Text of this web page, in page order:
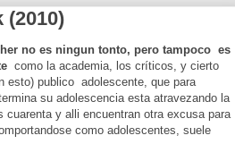
(2010)
no es ningun tonto, pero tampoco es
como la academia, los críticos, y cierto
esto) publico adolescente, que para
su adolescencia esta atravezando la
cuarenta y alli encuentran otra excusa para
como adolescentes, suele